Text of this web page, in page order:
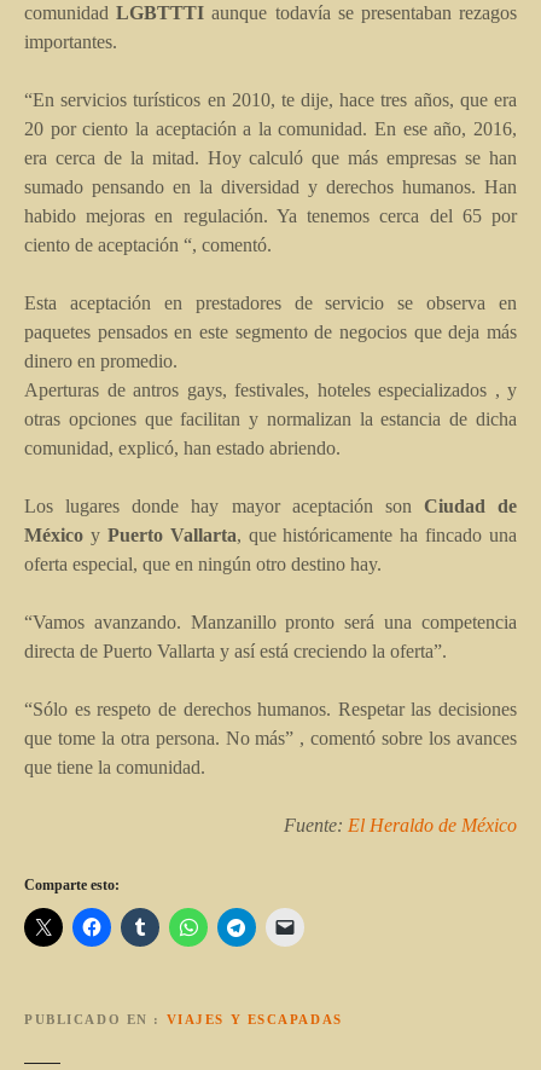
comunidadLGBTTTI aunque todavía se presentaban rezagos
importantes.
“En servicios turísticos en 2010, te dije, hace tres años, que era
20 por ciento la aceptación a la comunidad. En ese año, 2016,
era cerca de la mitad. Hoy calculó que más empresas se han
sumado pensando en la diversidad y derechos humanos. Han
habido mejoras en regulación. Ya tenemos cerca del 65 por
ciento de aceptación “, comentó.
Esta aceptación en prestadores de servicio se observa en
paquetes pensados en este segmento de negocios que deja más
dinero en promedio.
Aperturas de antros gays, festivales, hoteles especializados , y
otras opciones que facilitan y normalizan la estancia de dicha
comunidad, explicó, han estado abriendo.
Los lugares donde hay mayor aceptación son Ciudad de
México y Puerto Vallarta, que históricamente ha fincado una
oferta especial, que en ningún otro destino hay.
“Vamos avanzando. Manzanillo pronto será una competencia
directa de Puerto Vallarta y así está creciendo la oferta”.
“Sólo es respeto de derechos humanos. Respetar las decisiones
que tome la otra persona. No más” , comentó sobre los avances
que tiene la comunidad.
Fuente: El Heraldo de México
Comparte esto:
PUBLICADO EN VIAJES Y ESCAPADAS